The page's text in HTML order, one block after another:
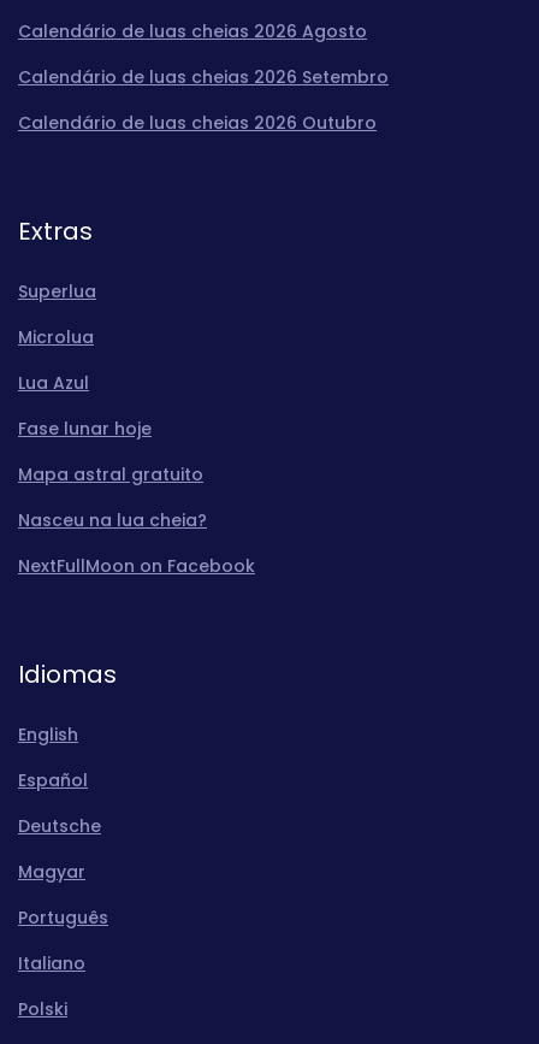
Calendário de luas cheias 2026 Agosto
Calendário de luas cheias 2026 Setembro
Calendário de luas cheias 2026 Outubro
Extras
Superlua
Microlua
Lua Azul
Fase lunar hoje
Mapa astral gratuito
Nasceu na lua cheia?
NextFullMoon on Facebook
Idiomas
English
Español
Deutsche
Magyar
Português
Italiano
Polski